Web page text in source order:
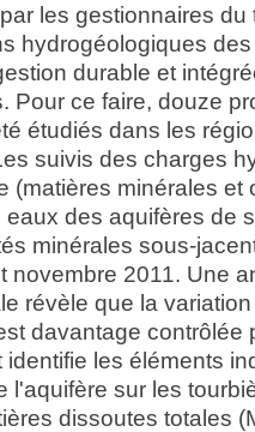
les gestionnaires du
hydrogéologiques
durable et
Pour ce faire, douze
étudiés dans les
suivis des charges
(matières minérales et
des aquifères de
minérales sous-
novembre 2011. Une
révèle que la
davantage contrôlée
identifie les éléments
l'aquifère sur les
dissoutes totales